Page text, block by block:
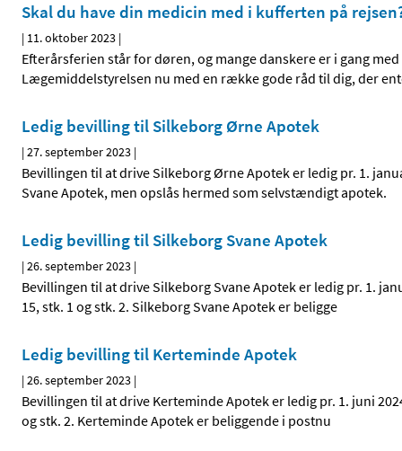
Skal du have din medicin med i kufferten på
| 11. oktober 2023 |
Efterårsferien står for døren, og mange danskere er i gang
Lægemiddelstyrelsen nu med en række gode råd til dig, der
Ledig bevilling til Silkeborg Ørne Apotek
|27. september 2023 |
Bevillingen til at drive Silkeborg Ørne Apotek er ledig pr. 1.
Svane Apotek, men opslås hermed som selvstændigt apotek.
Ledig bevilling til Silkeborg Svane Apotek
|26. september 2023 |
Bevillingen til at drive Silkeborg Svane Apotek er ledig pr. 1.
15, stk. 1 og stk. 2. Silkeborg Svane Apotek er beligge
Ledig bevilling til Kerteminde Apotek
|26. september 2023 |
Bevillingen til at drive Kerteminde Apotek er ledig pr. 1. juni
og stk. 2. Kerteminde Apotek er beliggende i postnu